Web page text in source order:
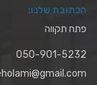
הכתובת שלנו:
פתח תקווה
050-901-5232